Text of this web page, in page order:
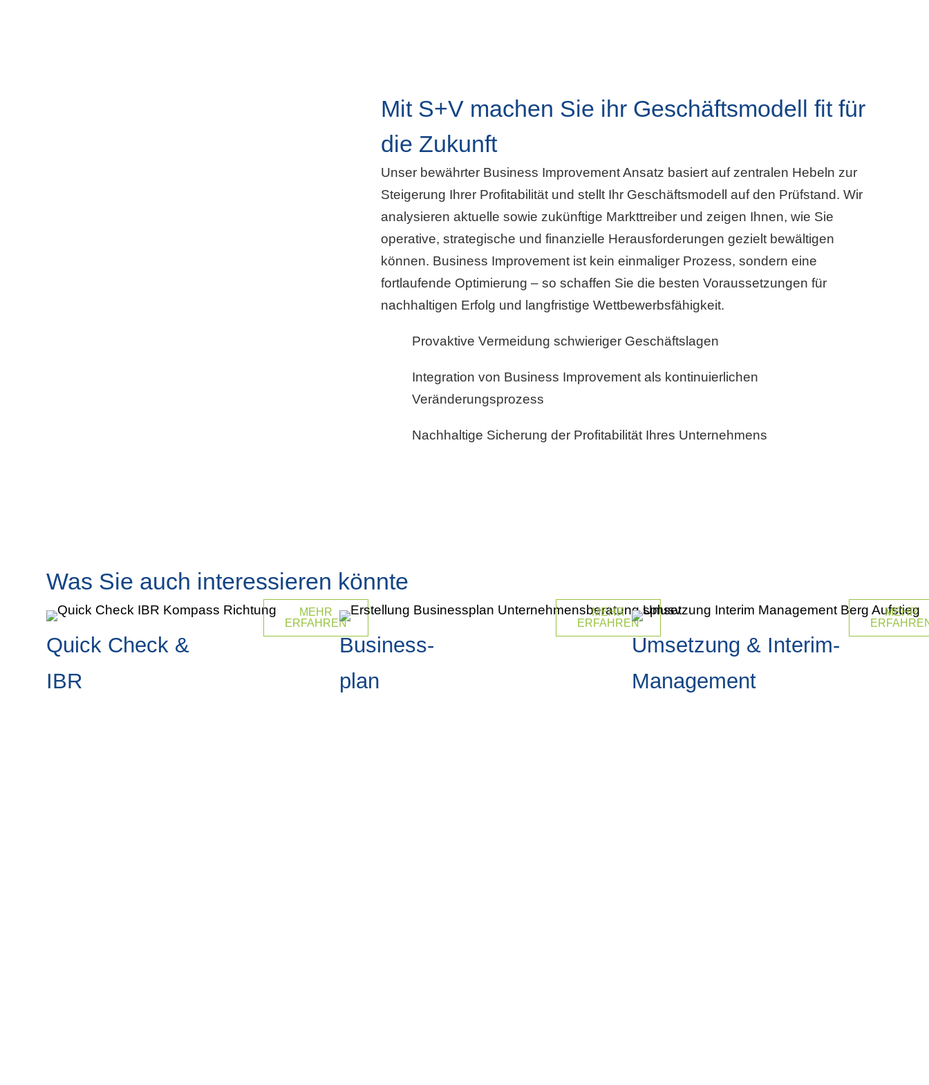
Mit S+V machen Sie ihr Geschäftsmodell fit für
die Zukunft
Unser bewährter Business Improvement Ansatz basiert auf zentralen Hebeln zur
Steigerung Ihrer Profitabilität und stellt Ihr Geschäftsmodell auf den Prüfstand. Wir
analysieren aktuelle sowie zukünftige Markttreiber und zeigen Ihnen, wie Sie
operative, strategische und finanzielle Herausforderungen gezielt bewältigen
können. Business Improvement ist kein einmaliger Prozess, sondern eine
fortlaufende Optimierung – so schaffen Sie die besten Voraussetzungen für
nachhaltigen Erfolg und langfristige Wettbewerbsfähigkeit.
Provaktive Vermeidung schwieriger Geschäftslagen
Integration von Business Improvement als kontinuierlichen
Veränderungsprozess
Nachhaltige Sicherung der Profitabilität Ihres Unternehmens
Was Sie auch interessieren könnte
Quick Check &
IBR
MEHR
ERFAHREN
Business-
plan
MEHR
ERFAHREN
Umsetzung & Interim-
Management
MEHR